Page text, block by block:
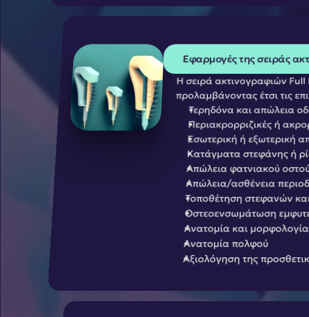
Εφαρμογές της σειράς
Η σειρά ακτινογραφιών Full
προλαμβάνοντας έτσι τις
Τερηδόνα και απώλεια
Περιακρορριζικές ή
Εσωτερική ή εξωτερική
Κατάγματα στεφάνης ή
Απώλεια φατνιακού
Απώλεια/ασθένεια
Τοποθέτηση στεφανών
Οστεοενσωμάτωση
Ανατομία και
Ανατομία πολφού
Αξιολόγηση της